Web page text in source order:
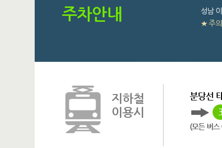
주차안내
성남
★ 주의
지하철
이용시
분당선
(모든 버스